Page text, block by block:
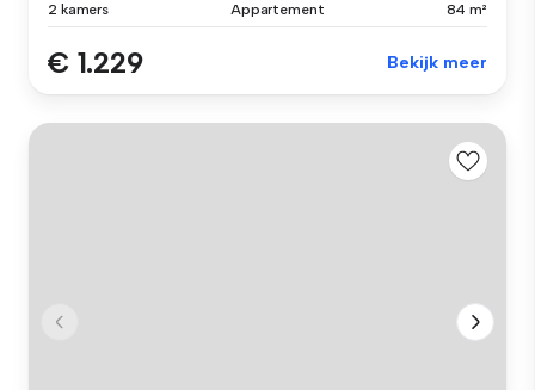
2 kamers Appartement 84 m²
€ 1.229 Bekijk meer